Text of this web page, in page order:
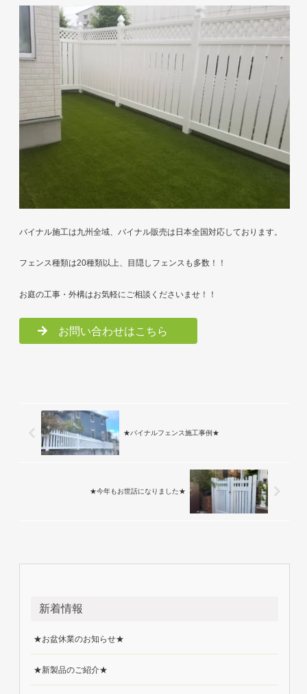
バイナル施工は九州全域、バイナル販売は日本全国対応しております。
フェンス種類は20種類以上、目隠しフェンスも多数！！
お庭の工事・外構はお気軽にご相談くださいませ！！
お問い合わせはこちら
★バイナルフェンス施工事例★
★今年もお世話になりました★
新着情報
★お盆休業のお知らせ★
★新製品のご紹介★